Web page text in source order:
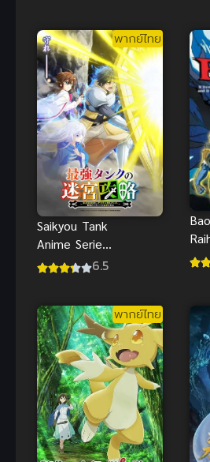
พากย์ไทย
Saikyou Tank
Anime Series
ตัวแทงก์สุด6.5
อม
ไฟ
มัน
พากย์ไทย